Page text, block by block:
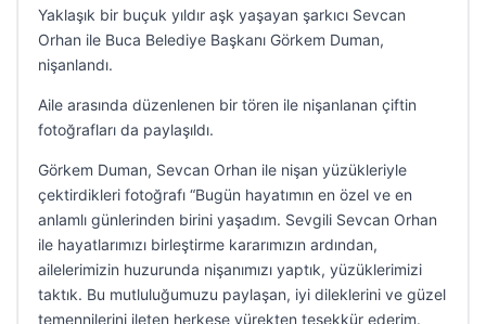
Yaklaşık bir buçuk yıldır aşk yaşayan şarkıcı Sevcan
Orhan ile Buca Belediye Başkanı Görkem Duman,
nişanlandı.
Aile arasında düzenlenen bir tören ile nişanlanan çiftin
fotoğrafları da paylaşıldı.
Görkem Duman, Sevcan Orhan ile nişan yüzükleriyle
çektirdikleri fotoğrafı “Bugün hayatımın en özel ve en
anlamlı günlerinden birini yaşadım. Sevgili Sevcan Orhan
ile hayatlarımızı birleştirme kararımızın ardından,
ailelerimizin huzurunda nişanımızı yaptık, yüzüklerimizi
taktık. Bu mutluluğumuzu paylaşan, iyi dileklerini ve güzel
temennilerini ileten herkese yürekten teşekkür ederim.